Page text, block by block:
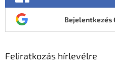
Bejelentkezés
Feliratkozás hírlevélre